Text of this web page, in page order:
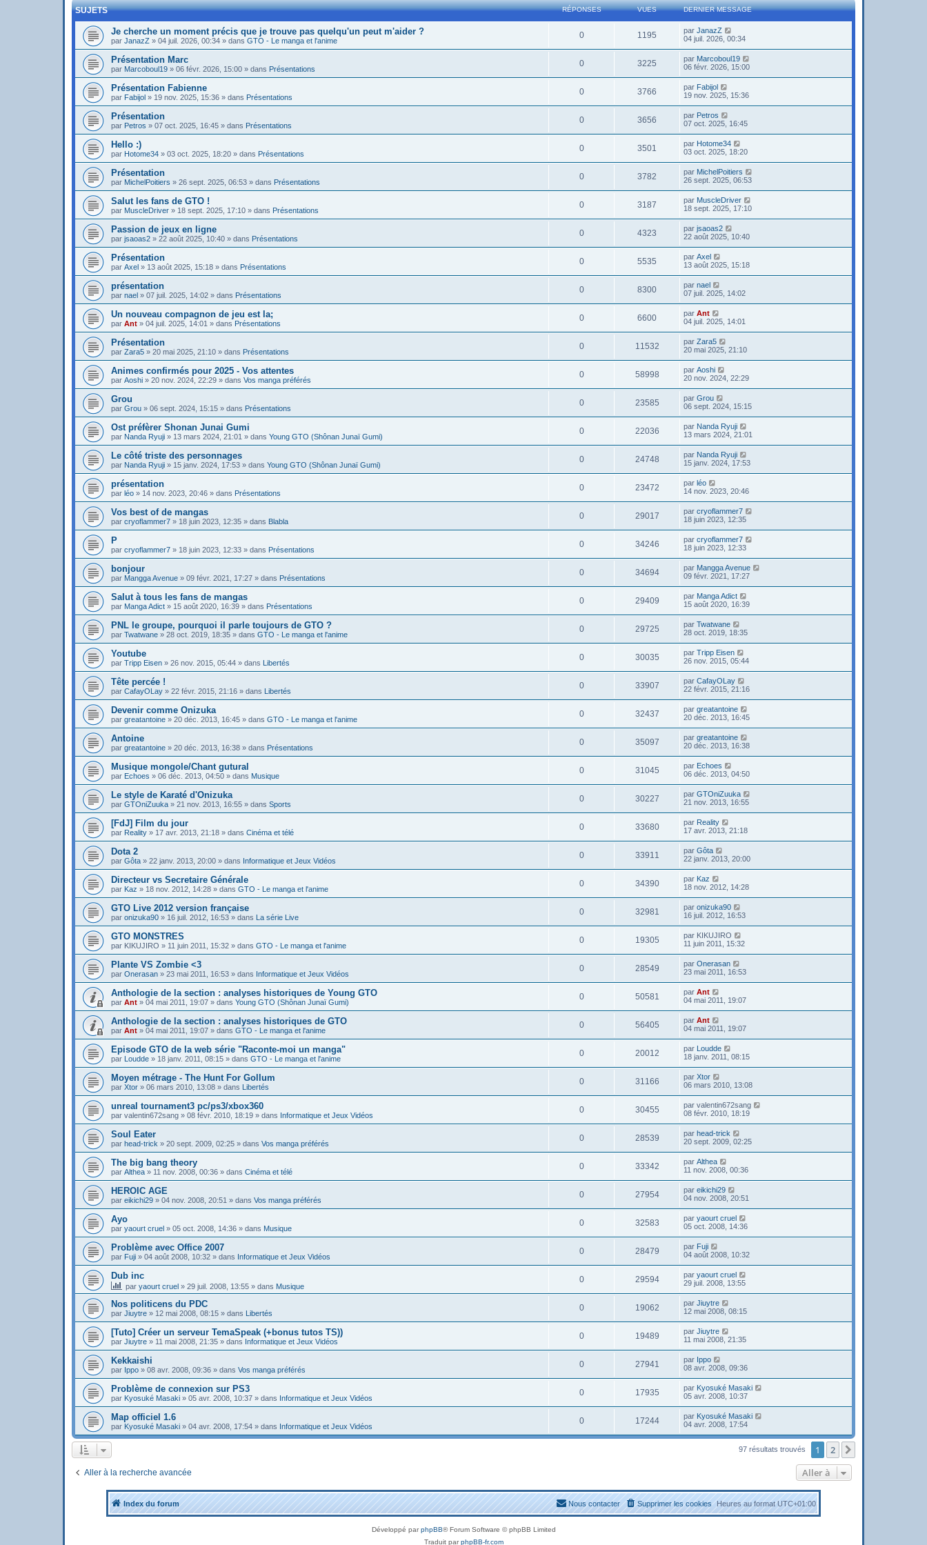
SUJETS RÉPONSES VUES DERNIER MESSAGE
Je cherche un moment précis que je trouve pas quelqu'un peut m'aider ?
par JanazZ » 04 juil. 2026, 00:34 » dans GTO - Le manga et l'anime
0 1195 par JanazZ
04 juil. 2026, 00:34
Présentation Marc
par Marcoboul19 » 06 févr. 2026, 15:00 » dans Présentations
0 3225 par Marcoboul19
06 févr. 2026, 15:00
Présentation Fabienne
par Fabijol » 19 nov. 2025, 15:36 » dans Présentations
0 3766 par Fabijol
19 nov. 2025, 15:36
Présentation
par Petros » 07 oct. 2025, 16:45 » dans Présentations
0 3656 par Petros
07 oct. 2025, 16:45
Hello :)
par Hotome34 » 03 oct. 2025, 18:20 » dans Présentations
0 3501 par Hotome34
03 oct. 2025, 18:20
Présentation
par MichelPoitiers » 26 sept. 2025, 06:53 » dans Présentations
0 3782 par MichelPoitiers
26 sept. 2025, 06:53
Salut les fans de GTO !
par MuscleDriver » 18 sept. 2025, 17:10 » dans Présentations
0 3187 par MuscleDriver
18 sept. 2025, 17:10
Passion de jeux en ligne
par jsaoas2 » 22 août 2025, 10:40 » dans Présentations
0 4323 par jsaoas2
22 août 2025, 10:40
Présentation
par Axel » 13 août 2025, 15:18 » dans Présentations
0 5535 par Axel
13 août 2025, 15:18
présentation
par nael » 07 juil. 2025, 14:02 » dans Présentations
0 8300 par nael
07 juil. 2025, 14:02
Un nouveau compagnon de jeu est la;
par Ant » 04 juil. 2025, 14:01 » dans Présentations
0 6600 par Ant
04 juil. 2025, 14:01
Présentation
par Zara5 » 20 mai 2025, 21:10 » dans Présentations
0 11532 par Zara5
20 mai 2025, 21:10
Animes confirmés pour 2025 - Vos attentes
par Aoshi » 20 nov. 2024, 22:29 » dans Vos manga préférés
0 58998 par Aoshi
20 nov. 2024, 22:29
Grou
par Grou » 06 sept. 2024, 15:15 » dans Présentations
0 23585 par Grou
06 sept. 2024, 15:15
Ost préfèrer Shonan Junai Gumi
par Nanda Ryuji » 13 mars 2024, 21:01 » dans Young GTO (Shônan Junaï Gumi)
0 22036 par Nanda Ryuji
13 mars 2024, 21:01
Le côté triste des personnages
par Nanda Ryuji » 15 janv. 2024, 17:53 » dans Young GTO (Shônan Junaï Gumi)
0 24748 par Nanda Ryuji
15 janv. 2024, 17:53
présentation
par léo » 14 nov. 2023, 20:46 » dans Présentations
0 23472 par léo
14 nov. 2023, 20:46
Vos best of de mangas
par cryoflammer7 » 18 juin 2023, 12:35 » dans Blabla
0 29017 par cryoflammer7
18 juin 2023, 12:35
P
par cryoflammer7 » 18 juin 2023, 12:33 » dans Présentations
0 34246 par cryoflammer7
18 juin 2023, 12:33
bonjour
par Mangga Avenue » 09 févr. 2021, 17:27 » dans Présentations
0 34694 par Mangga Avenue
09 févr. 2021, 17:27
Salut à tous les fans de mangas
par Manga Adict » 15 août 2020, 16:39 » dans Présentations
0 29409 par Manga Adict
15 août 2020, 16:39
PNL le groupe, pourquoi il parle toujours de GTO ?
par Twatwane » 28 oct. 2019, 18:35 » dans GTO - Le manga et l'anime
0 29725 par Twatwane
28 oct. 2019, 18:35
Youtube
par Tripp Eisen » 26 nov. 2015, 05:44 » dans Libertés
0 30035 par Tripp Eisen
26 nov. 2015, 05:44
Tête percée !
par CafayOLay » 22 févr. 2015, 21:16 » dans Libertés
0 33907 par CafayOLay
22 févr. 2015, 21:16
Devenir comme Onizuka
par greatantoine » 20 déc. 2013, 16:45 » dans GTO - Le manga et l'anime
0 32437 par greatantoine
20 déc. 2013, 16:45
Antoine
par greatantoine » 20 déc. 2013, 16:38 » dans Présentations
0 35097 par greatantoine
20 déc. 2013, 16:38
Musique mongole/Chant gutural
par Echoes » 06 déc. 2013, 04:50 » dans Musique
0 31045 par Echoes
06 déc. 2013, 04:50
Le style de Karaté d'Onizuka
par GTOniZuuka » 21 nov. 2013, 16:55 » dans Sports
0 30227 par GTOniZuuka
21 nov. 2013, 16:55
[FdJ] Film du jour
par Reality » 17 avr. 2013, 21:18 » dans Cinéma et télé
0 33680 par Reality
17 avr. 2013, 21:18
Dota 2
par Gôta » 22 janv. 2013, 20:00 » dans Informatique et Jeux Vidéos
0 33911 par Gôta
22 janv. 2013, 20:00
Directeur vs Secretaire Générale
par Kaz » 18 nov. 2012, 14:28 » dans GTO - Le manga et l'anime
0 34390 par Kaz
18 nov. 2012, 14:28
GTO Live 2012 version française
par onizuka90 » 16 juil. 2012, 16:53 » dans La série Live
0 32981 par onizuka90
16 juil. 2012, 16:53
GTO MONSTRES
par KIKUJIRO » 11 juin 2011, 15:32 » dans GTO - Le manga et l'anime
0 19305 par KIKUJIRO
11 juin 2011, 15:32
Plante VS Zombie <3
par Onerasan » 23 mai 2011, 16:53 » dans Informatique et Jeux Vidéos
0 28549 par Onerasan
23 mai 2011, 16:53
Anthologie de la section : analyses historiques de Young GTO
par Ant » 04 mai 2011, 19:07 » dans Young GTO (Shônan Junaï Gumi)
0 50581 par Ant
04 mai 2011, 19:07
Anthologie de la section : analyses historiques de GTO
par Ant » 04 mai 2011, 19:07 » dans GTO - Le manga et l'anime
0 56405 par Ant
04 mai 2011, 19:07
Episode GTO de la web série "Raconte-moi un manga"
par Loudde » 18 janv. 2011, 08:15 » dans GTO - Le manga et l'anime
0 20012 par Loudde
18 janv. 2011, 08:15
Moyen métrage - The Hunt For Gollum
par Xtor » 06 mars 2010, 13:08 » dans Libertés
0 31166 par Xtor
06 mars 2010, 13:08
unreal tournament3 pc/ps3/xbox360
par valentin672sang » 08 févr. 2010, 18:19 » dans Informatique et Jeux Vidéos
0 30455 par valentin672sang
08 févr. 2010, 18:19
Soul Eater
par head-trick » 20 sept. 2009, 02:25 » dans Vos manga préférés
0 28539 par head-trick
20 sept. 2009, 02:25
The big bang theory
par Althea » 11 nov. 2008, 00:36 » dans Cinéma et télé
0 33342 par Althea
11 nov. 2008, 00:36
HEROIC AGE
par eikichi29 » 04 nov. 2008, 20:51 » dans Vos manga préférés
0 27954 par eikichi29
04 nov. 2008, 20:51
Ayo
par yaourt cruel » 05 oct. 2008, 14:36 » dans Musique
0 32583 par yaourt cruel
05 oct. 2008, 14:36
Problème avec Office 2007
par Fuji » 04 août 2008, 10:32 » dans Informatique et Jeux Vidéos
0 28479 par Fuji
04 août 2008, 10:32
Dub inc
par yaourt cruel » 29 juil. 2008, 13:55 » dans Musique
0 29594 par yaourt cruel
29 juil. 2008, 13:55
Nos politicens du PDC
par Jiuytre » 12 mai 2008, 08:15 » dans Libertés
0 19062 par Jiuytre
12 mai 2008, 08:15
[Tuto] Créer un serveur TemaSpeak (+bonus tutos TS))
par Jiuytre » 11 mai 2008, 21:35 » dans Informatique et Jeux Vidéos
0 19489 par Jiuytre
11 mai 2008, 21:35
Kekkaishi
par Ippo » 08 avr. 2008, 09:36 » dans Vos manga préférés
0 27941 par Ippo
08 avr. 2008, 09:36
Problème de connexion sur PS3
par Kyosuké Masaki » 05 avr. 2008, 10:37 » dans Informatique et Jeux Vidéos
0 17935 par Kyosuké Masaki
05 avr. 2008, 10:37
Map officiel 1.6
par Kyosuké Masaki » 04 avr. 2008, 17:54 » dans Informatique et Jeux Vidéos
0 17244 par Kyosuké Masaki
04 avr. 2008, 17:54
97 résultats trouvés 1 2
Aller à la recherche avancée Aller à
Index du forum Heures au formatUTC+01:00
Supprimer les cookies
Nous contacter
Développé parphpBB® Forum Software © phpBB Limited
Traduit parphpBB-fr.com